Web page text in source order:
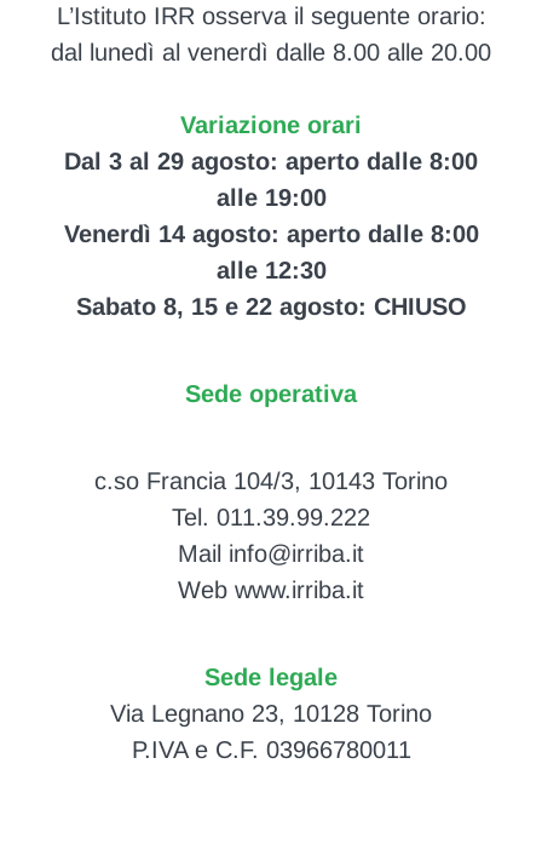
L’Istituto IRR osserva il seguente orario:
dal lunedì al venerdì dalle 8.00 alle 20.00
Variazione orari
Dal 3 al 29 agosto: aperto dalle 8:00
alle 19:00
Venerdì 14 agosto: aperto dalle 8:00
alle 12:30
Sabato 8, 15 e 22 agosto: CHIUSO
Sede operativa
c.so Francia 104/3, 10143 Torino
Tel. 011.39.99.222
Mail info@irriba.it
Web www.irriba.it
Sede legale
Via Legnano 23, 10128 Torino
P.IVA e C.F. 03966780011